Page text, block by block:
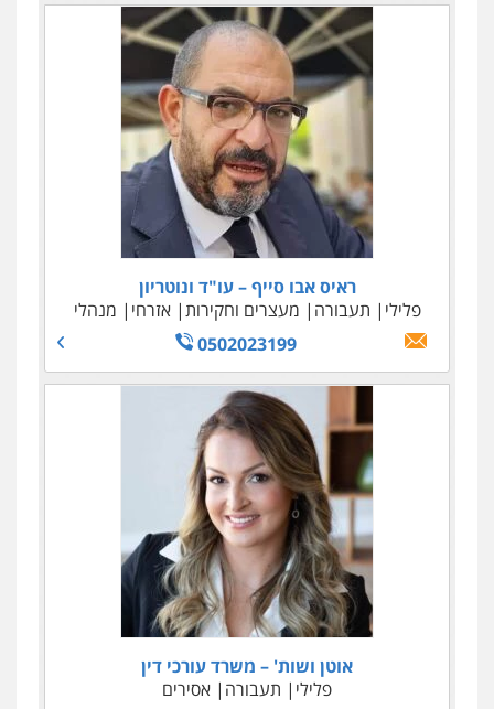
ראיס אבו סייף – עו"ד ונוטריון
פלילי
תעבורה מעצרים וחקירות אזרחי
מנהלי
0502023199
אוטן ושות' – משרד עורכי דין
פלילי
תעבורה
אסירים
ברון ושות' – משרד עו"ד
מיסים
הלבנת הון כלכלי צווארון לבן
עבירות כלליות
0544492973
עו"ד נאוה הנס
מיסים - פלילי ואזרחי הלבנת הון